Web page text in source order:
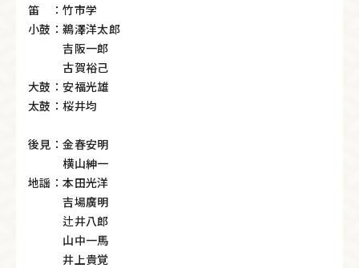
笛 ：竹市学
小鼓：鵜澤洋太郎
吉阪一郎
古賀裕己
大鼓：安福光雄
太鼓：桜井均
後見：金春安明
横山紳一
地謡：本田光洋
吉場廣明
辻井八郎
山中一馬
井上貴覚